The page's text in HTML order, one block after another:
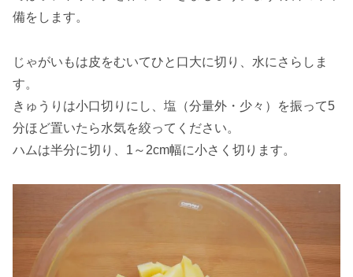
備をします。
じゃがいもは皮をむいてひと口大に切り、水にさらしま
す。
きゅうりは小口切りにし、塩（分量外・少々）を振って5
分ほど置いたら水気を絞ってください。
ハムは半分に切り、1～2cm幅に小さく切ります。